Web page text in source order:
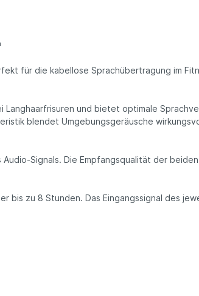
für die kabellose Sprachübertragung im
und bietet optimale
blendet Umgebungsgeräusche
Signals. Die Empfangsqualität der
zu 8 Stunden. Das Eingangssignal des